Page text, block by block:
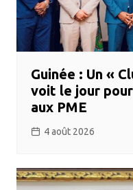
Guinée : Un «
voit le jour
aux PME
4 août 2026